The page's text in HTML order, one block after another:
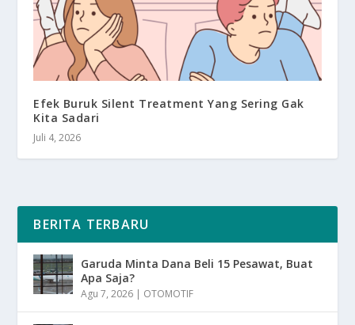
Efek Buruk Silent Treatment Yang Sering Gak
Kita Sadari
Juli 4, 2026
BERITA TERBARU
Garuda Minta Dana Beli 15 Pesawat, Buat
Apa Saja?
Agu 7, 2026 | OTOMOTIF